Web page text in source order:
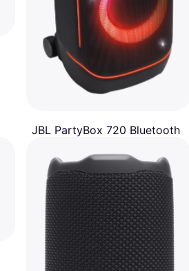
JBL PartyBox 720 Bluetooth
Bluetooth
€ 699,99
Oder 6 Zahlungen von € 122,38/Mon.
5 Shops